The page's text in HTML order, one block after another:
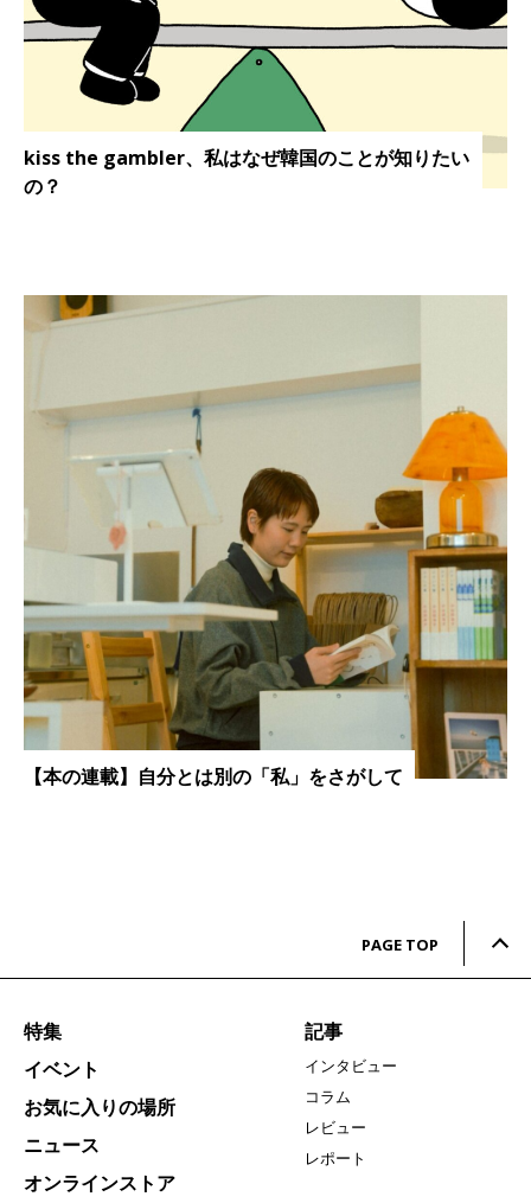
kiss the gambler、私はなぜ韓国のことが知りたい
の？
【本の連載】自分とは別の「私」をさがして
PAGE TOP
特集
イベント
お気に入りの場所
ニュース
オンラインストア
記事
インタビュー
コラム
レビュー
レポート